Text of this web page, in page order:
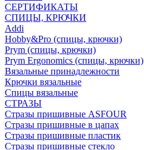
СЕРТИФИКАТЫ
СПИЦЫ, КРЮЧКИ
Addi
Hobby&Pro (спицы, крючки)
Prym (спицы, крючки)
Prym Ergonomics (спицы, крючки)
Вязальные принадлежности
Крючки вязальные
Спицы вязальные
СТРАЗЫ
Стразы пришивные ASFOUR
Стразы пришивные в цапах
Стразы пришивные пластик
Стразы пришивные стекло